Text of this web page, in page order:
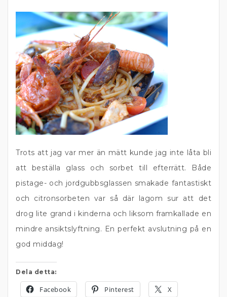
Trots att jag var mer än mätt kunde jag inte låta bli
att beställa glass och sorbet till efterrätt. Både
pistage- och jordgubbsglassen smakade fantastiskt
och citronsorbeten var så där lagom sur att det
drog lite grand i kinderna och liksom framkallade en
mindre ansiktslyftning. En perfekt avslutning på en
god middag!
Dela detta:
Facebook Pinterest X